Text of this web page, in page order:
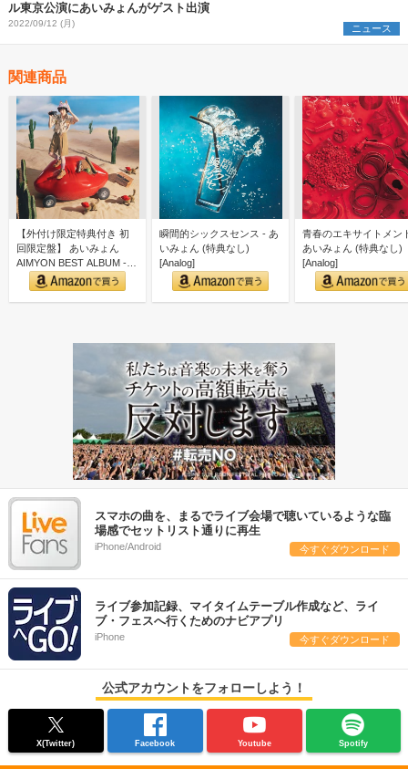
ル東京公演にあいみょんがゲスト出演
2022/09/12 (月) ニュース
関連商品
【外付け限定特典付き 初
回限定盤】 あいみょん
AIMYON BEST ALBUM -
唇を追え！…
瞬間的シックスセンス - あ
いみょん (特典なし)
[Analog]
青春のエキサイトメン
あいみょん (特典なし)
[Analog]
スマホの曲を、まるでライブ会場で聴いているような臨
場感でセットリスト通りに再生
iPhone/Android 今すぐダウンロード
ライブ参加記録、マイタイムテーブル作成など、ライ
ブ・フェスへ行くためのナビアプリ
iPhone 今すぐダウンロード
公式アカウントをフォローしよう！
X(Twitter) Facebook Youtube Spotify